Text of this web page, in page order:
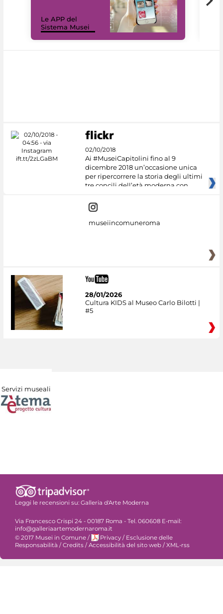
Le APP del
Sistema Musei
02/10/2018
Ai #MuseiCapitolini fino al 9
dicembre 2018 un’occasione unica
per ripercorrere la storia degli ultimi
tre concili dell’età moderna con
museiincomuneroma
28/01/2026
Cultura KIDS al Museo Carlo Bilotti |
#5
Servizi museali
Leggi le recensioni su: Galleria d'Arte Moderna
Via Francesco Crispi 24 - 00187 Roma - Tel. 060608 E-mail:
info@galleriaartemodernaroma.it
© 2017 Musei in Comune / Privacy / Esclusione delle
Responsabilità / Credits / Accessibilità del sito web / XML-rss